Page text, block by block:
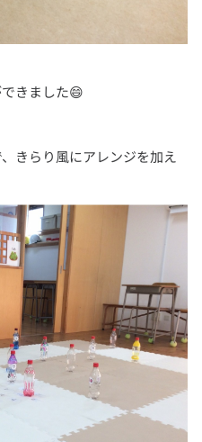
きらり風にアレンジを加え